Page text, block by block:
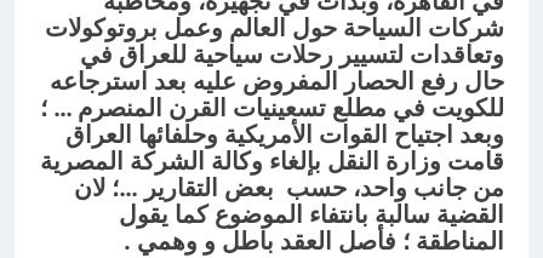
شركات السياحة حول العالم وعمل بروتوكولات
وتعاقدات لتسيير رحلات سياحية للعراق في
حال رفع الحصار المفروض عليه بعد استرجاعه
للكويت في مطلع تسعينيات القرن المنصرم … ؛
وبعد اجتياح القوات الأمريكية وحلفائها العراق
قامت وزارة النقل بإلغاء وكالة الشركة المصرية
من جانب واحد، حسب بعض التقارير …؛ لان
القضية سالبة بانتفاء الموضوع كما يقول
المناطقة ؛ فأصل العقد باطل و وهمي .